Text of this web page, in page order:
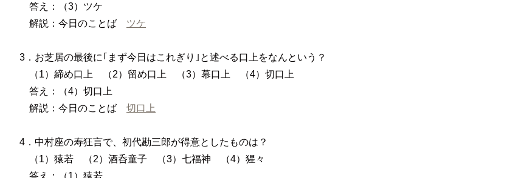
答え：（3）ツケ
解説：今日のことば ツケ
3．お芝居の最後に｢まず今日はこれぎり｣と述べる口上をなんという？
（1）締め口上 （2）留め口上 （3）幕口上 （4）切口上
答え：（4）切口上
解説：今日のことば 切口上
4．中村座の寿狂言で、初代勘三郎が得意としたものは？
（1）猿若 （2）酒呑童子 （3）七福神 （4）猩々
答え：（1）猿若